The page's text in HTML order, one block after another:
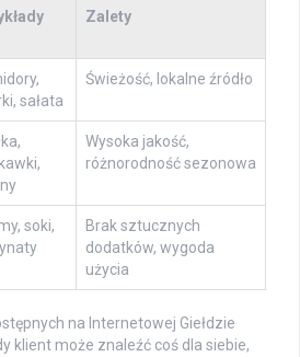
Zalety
sałata
Świeżość, lokalne źródło
Wysoka jakość,
różnorodność sezonowa
soki,
Brak sztucznych
dodatków, wygoda
użycia
na Internetowej Giełdzie
klient może znaleźć coś dla siebie,